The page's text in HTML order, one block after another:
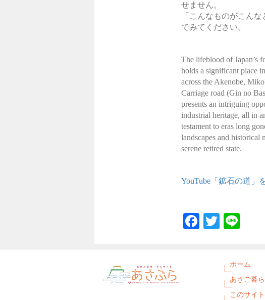
せません。
「こんなものがこん
でみてください。
The lifeblood of Japan’s
holds a significant place
across the Akenobe,
Carriage road (Gin no
presents an intriguing
industrial heritage, all in
testament to eras long
landscapes and historical
serene retired state.
YouTube「鉱石の道」
Facebook
Twitter
ホーム
あさご暮
このサイ